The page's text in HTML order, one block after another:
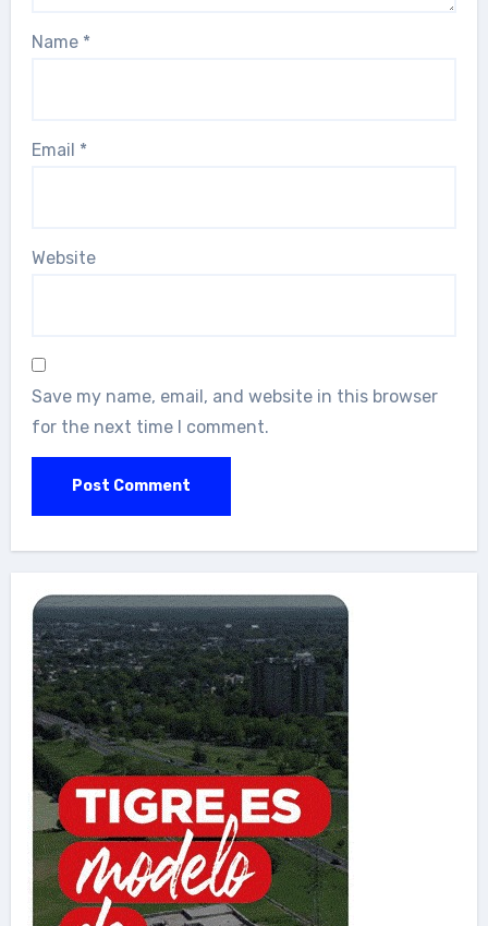
Name *
Email *
Website
Save my name, email, and website in this browser
for the next time I comment.